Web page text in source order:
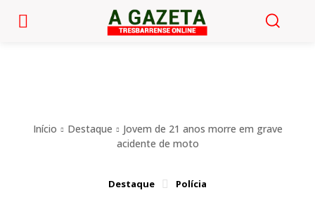
Início Destaque
Jovem de 21 anos morre em grave
acidente de moto
Destaque Polícia